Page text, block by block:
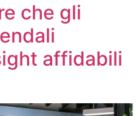
che gli
affidabili